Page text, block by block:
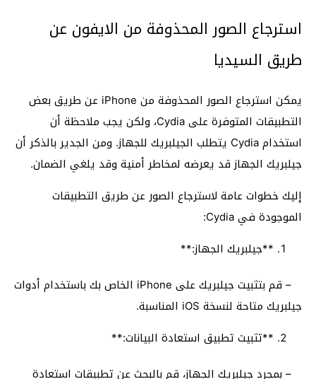
استرجاع الصور المحذوفة من الايفون عن
طريق السيديا
يمكن استرجاع الصور المحذوفة من iPhone عن طريق بعض
التطبيقات المتوفرة على Cydia، ولكن يجب ملاحظة أن
استخدام Cydia يتطلب الجيلبريك للجهاز. ومن الجدير بالذكر أن
جيلبريك الجهاز قد يعرضه لمخاطر أمنية وقد يلغي الضمان.
إليك خطوات عامة لاسترجاع الصور عن طريق التطبيقات
الموجودة في Cydia:
**جيلبريك الجهاز:**
– قم بتثبيت جيلبريك على iPhone الخاص بك باستخدام أدوات
جيلبريك متاحة لنسخة iOS المناسبة.
**تثبيت تطبيق استعادة البيانات:**
– بمجرد جيلبريك الجهاز، قم بالبحث عن تطبيقات استعادة